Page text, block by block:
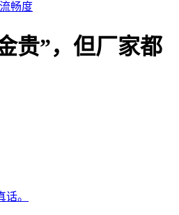
畅度
贵”，但厂家都
。